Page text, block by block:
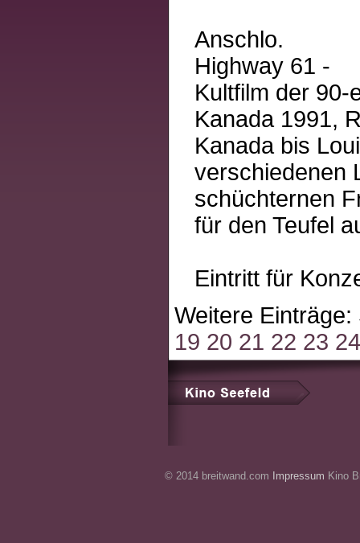
Anschlo.
Highway 61 -
Kultfilm der 90-
Kanada 1991,
Kanada bis
verschiedenen
schüchternen
für den Teufel
Eintritt für
Weitere
19 20 21 22 23 24
© 2014 breitwand.com Impressum Kino